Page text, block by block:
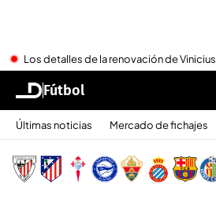
Los detalles de la renovación de Vinicius
Fútbol
Últimas noticias Mercado de fichajes